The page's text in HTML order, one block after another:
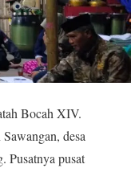
Bocah XIV.
desa
Pusatnya pusat